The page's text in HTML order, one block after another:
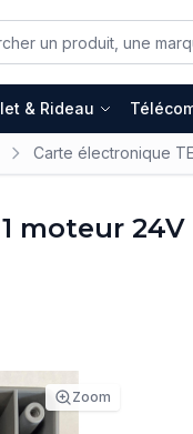
& Rideau
Carte électronique
moteur 24V
Zoom